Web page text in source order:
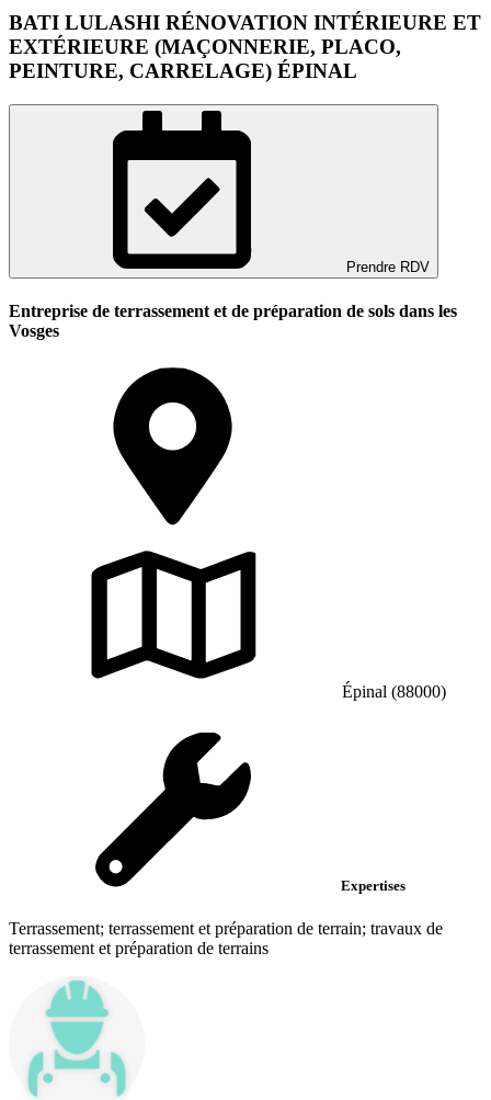
BATI LULASHI RÉNOVATION INTÉRIEURE ET
EXTÉRIEURE (MAÇONNERIE, PLACO,
PEINTURE, CARRELAGE) ÉPINAL
Prendre RDV
Entreprise de terrassement et de préparation de sols dans les
Vosges
Épinal (88000)
Expertises
Terrassement; terrassement et préparation de terrain; travaux de
terrassement et préparation de terrains